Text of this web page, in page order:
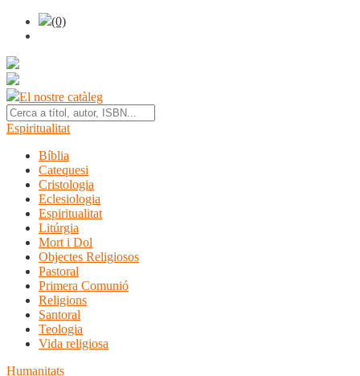
(0)
El nostre catàleg
Espiritualitat
Bíblia
Catequesi
Cristologia
Eclesiologia
Espiritualitat
Litúrgia
Mort i Dol
Objectes Religiosos
Pastoral
Primera Comunió
Religions
Santoral
Teologia
Vida religiosa
Humanitats